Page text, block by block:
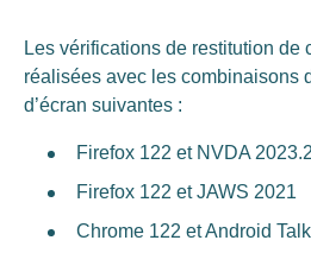
Les vérifications de restitution de
réalisées avec les combinaisons
d’écran suivantes :
Firefox 122 et NVDA 2023.2
Firefox 122 et JAWS 2021
Chrome 122 et Android